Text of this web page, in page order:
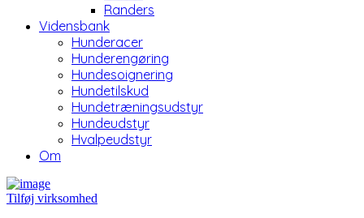
Randers
Vidensbank
Hunderacer
Hunderengøring
Hundesoignering
Hundetilskud
Hundetræningsudstyr
Hundeudstyr
Hvalpeudstyr
Om
Tilføj virksomhed